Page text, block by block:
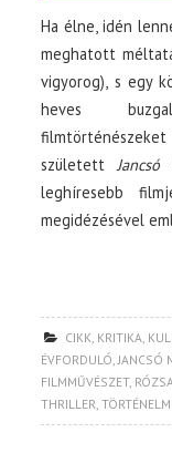
Ha élne, idén
meghatott
vigyorog), s egy
heves
filmtörténészeket
született Jancsó
leghíresebb
megidézésével
CIKK KRITIKA
ÉVFORDULÓ JANCSÓ
FILMMŰVÉSZET,
THRILLER ,